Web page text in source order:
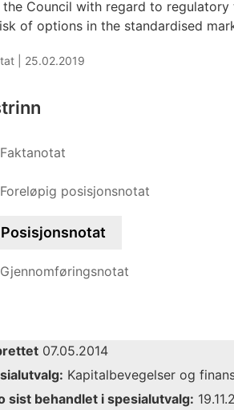
Council with regard to
of options in the standardised
| 25.02.2019
Faktanotat
Foreløpig posisjonsnotat
Posisjonsnotat
Gjennomføringsnotat
07.05.2014
Kapitalbevegelser og
sist behandlet i spesialutvalg: